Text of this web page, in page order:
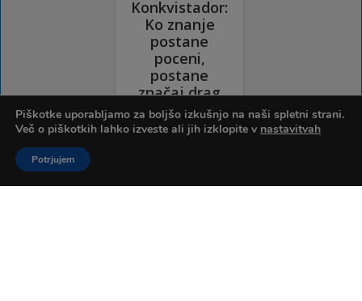
Piškotke uporabljamo za boljšo izkušnjo na naši spletni strani.
Več o piškotkih lahko izveste ali jih izklopite v nastavitvah
Potrjujem